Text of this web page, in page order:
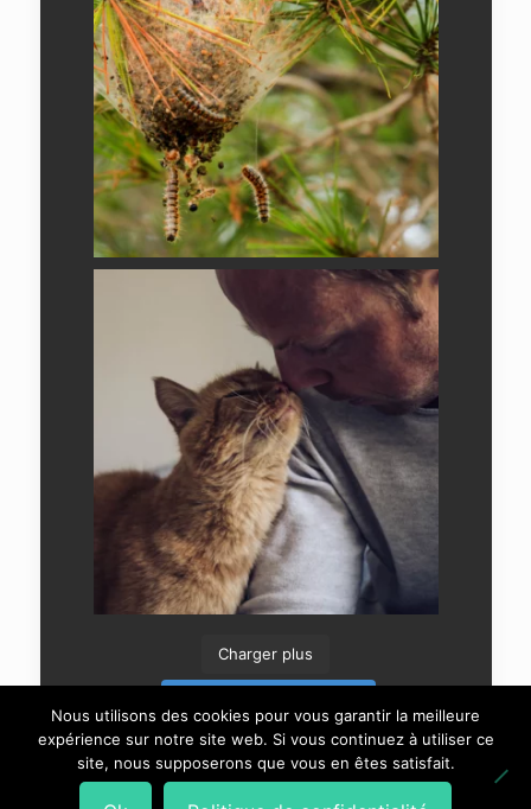
Charger plus
Nous utilisons des cookies pour vous garantir la meilleure
expérience sur notre site web. Si vous continuez à utiliser ce
site, nous supposerons que vous en êtes satisfait.